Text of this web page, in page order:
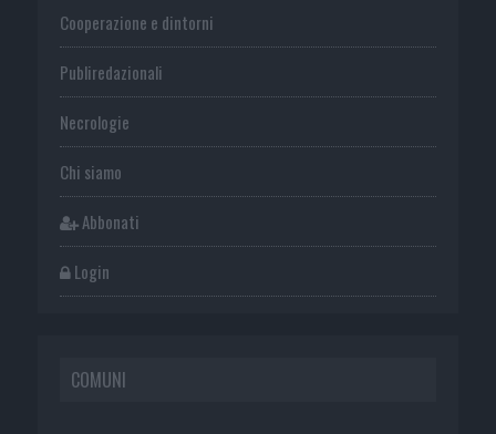
Cooperazione e dintorni
Publiredazionali
Necrologie
Chi siamo
Abbonati
Login
COMUNI